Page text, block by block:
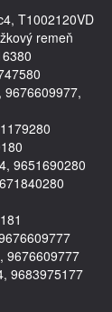
T1002120VD
remeň
9676609977,
9651690280
9676609777
9683975177